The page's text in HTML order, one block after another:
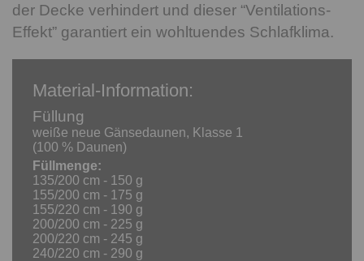
der Decke verhindert und dieser “Ventilations-
Effekt” garantiert ein wohltuendes Schlafklima.
Material-Information:
Füllung
weiße neue Gänsedaunen, Klasse 1
(100 % Daunen)
Füllmenge:
135/200 cm - 150 g
155/200 cm - 175 g
155/220 cm - 190 g
200/200 cm - 225 g
200/220 cm - 245 g
240/220 cm - 290 g